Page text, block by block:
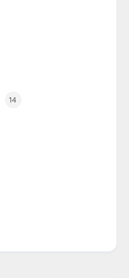
14